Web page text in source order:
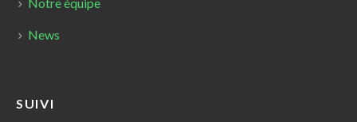
News
SUIVI